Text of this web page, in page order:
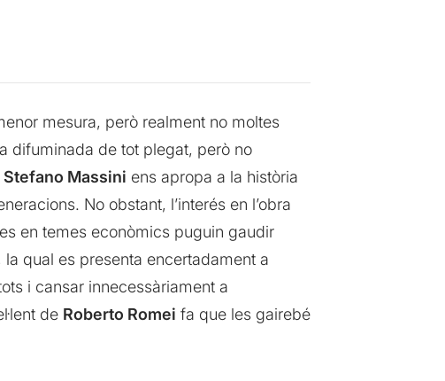
mesura, però realment no moltes
difuminada de tot plegat, però no
Stefano Massini ens apropa a la història
No obstant, l’interés en l’obra
en temes econòmics puguin gaudir
la qual es presenta encertadament a
i cansar innecessàriament a
de Roberto Romei fa que les gairebé